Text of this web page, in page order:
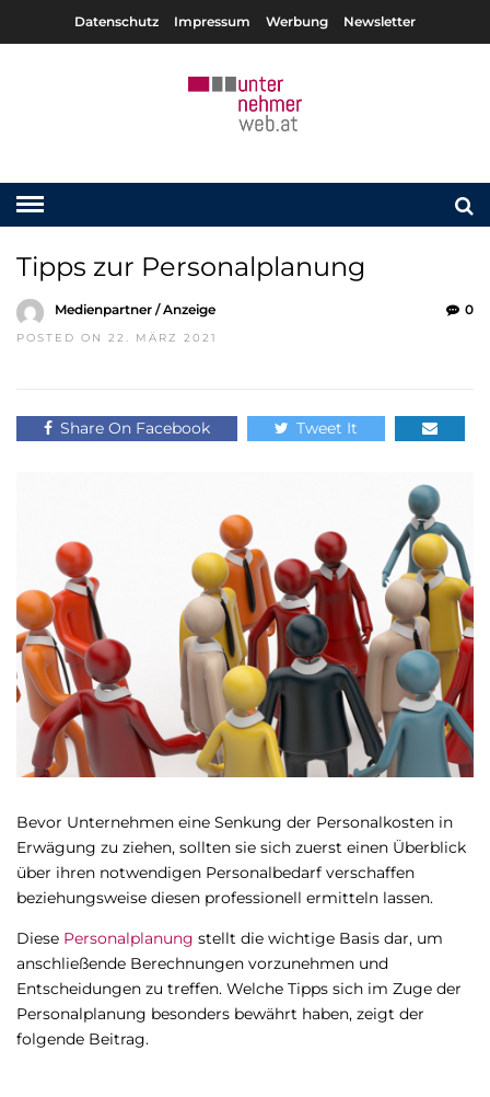
Datenschutz Impressum Werbung Newsletter
Tipps zur Personalplanung
Medienpartner / Anzeige
POSTED ON 22. MÄRZ 2021
0
Share On Facebook Tweet It
Bevor Unternehmen eine Senkung der Personalkosten in
Erwägung zu ziehen, sollten sie sich zuerst einen Überblick
über ihren notwendigen Personalbedarf verschaffen
beziehungsweise diesen professionell ermitteln lassen.
Diese Personalplanung stellt die wichtige Basis dar, um
anschließende Berechnungen vorzunehmen und
Entscheidungen zu treffen. Welche Tipps sich im Zuge der
Personalplanung besonders bewährt haben, zeigt der
folgende Beitrag.